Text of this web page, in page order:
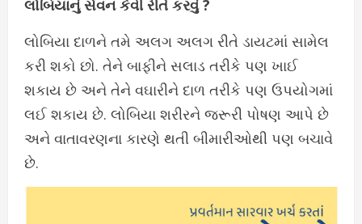
લોબિયાનું સેવન કેવી રીતે કરવું ?
લોબિયા દાળને તમે અલગ અલગ રીતે ડાયટમાં સામેલ
કરી શકો છો. તેને બાફીને સલાડ તરીકે પણ ખાઈ
શકાય છે અને તેને વઘારીને દાળ તરીકે પણ ઉપયોગમાં
લઈ શકાય છે. લોબિયા શરીરને જરૂરી પોષણ આપે છે
અને વાતાવરણના કારણે થતી બીમારીઓથી પણ બચાવે
છે.